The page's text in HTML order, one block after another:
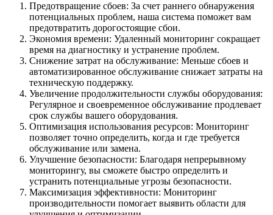
Предотвращение сбоев: За счет раннего обнаружения
потенциальных проблем, наша система поможет вам
предотвратить дорогостоящие сбои.
Экономия времени: Удаленный мониторинг сокращает
время на диагностику и устранение проблем.
Снижение затрат на обслуживание: Меньше сбоев и
автоматизированное обслуживание снижает затраты на
техническую поддержку.
Увеличение продолжительности службы оборудования:
Регулярное и своевременное обслуживание продлевает
срок службы вашего оборудования.
Оптимизация использования ресурсов: Мониторинг
позволяет точно определить, когда и где требуется
обслуживание или замена.
Улучшение безопасности: Благодаря непрерывному
мониторингу, вы сможете быстро определить и
устранить потенциальные угрозы безопасности.
Максимизация эффективности: Мониторинг
производительности помогает выявить области для